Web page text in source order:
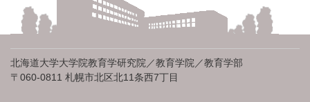
北海道大学大学院教育学研究院／教育学院／教育学部
〒060-0811 札幌市北区北11条西7丁目